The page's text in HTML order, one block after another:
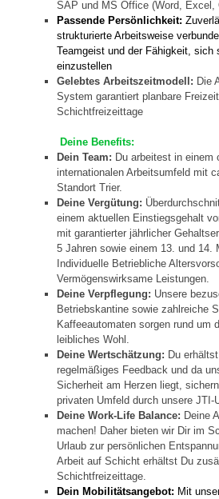
SAP und MS Office (Word, Excel,
Passende Persönlichkeit:
strukturierte Arbeitsweise
Teamgeist und der Fähigkeit, sich
einzustellen
Gelebtes Arbeitszeitmodell: Die
System garantiert planbare
Schichtfreizeittage
Deine Benefits:
Dein Team: Du arbeitest in einem
internationalen Arbeitsumfeld mit
Standort Trier.
Deine Vergütung:
einem aktuellen Einstiegsgehalt
mit garantierter jährlicher
5 Jahren sowie einem 13. und 14.
Individuelle Betriebliche
Vermögenswirksame Leistungen.
Deine Verpflegung: Unsere
Betriebskantine sowie zahlreiche
Kaffeeautomaten sorgen rund um
leibliches Wohl.
Deine Wertschätzung: Du
regelmäßiges Feedback und da
Sicherheit am Herzen liegt,
privaten Umfeld durch unsere JTI-
Deine Work-Life Balance: Deine
machen! Daher bieten wir Dir im
Urlaub zur persönlichen
Arbeit auf Schicht erhältst Du
Schichtfreizeittage.
Dein Mobilitätsangebot: Mit